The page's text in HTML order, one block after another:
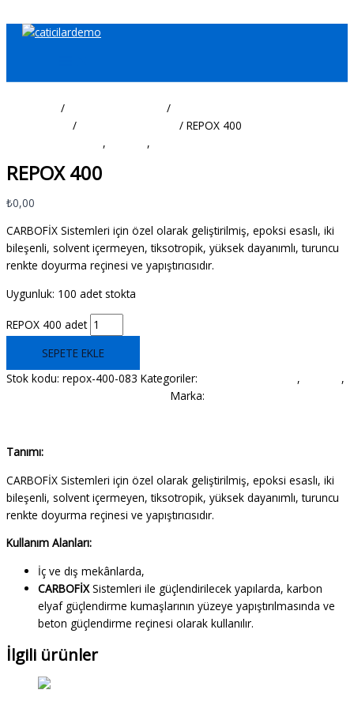
/ /
/
/ REPOX 400
, ,
REPOX 400
₺0,00
CARBOFİX Sistemleri için özel olarak geliştirilmiş, epoksi esaslı, iki
bileşenli, solvent içermeyen, tiksotropik, yüksek dayanımlı, turuncu
renkte doyurma reçinesi ve yapıştırıcısıdır.
Uygunluk: 100 adet stokta
REPOX 400 adet
SEPETE EKLE
Stok kodu: repox-400-083 Kategoriler: ,
,
Marka:
Tanımı:
CARBOFİX Sistemleri için özel olarak geliştirilmiş, epoksi esaslı, iki
bileşenli, solvent içermeyen, tiksotropik, yüksek dayanımlı, turuncu
renkte doyurma reçinesi ve yapıştırıcısıdır.
Kullanım Alanları:
İç ve dış mekânlarda,
CARBOFİXSistemleri ile güçlendirilecek yapılarda, karbon
elyaf güçlendirme kumaşlarının yüzeye yapıştırılmasında ve
beton güçlendirme reçinesi olarak kullanılır.
İlgili ürünler